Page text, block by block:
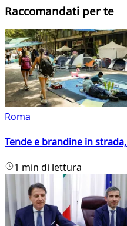
Raccomandati per te
Roma
Tende e brandine in
1 min di lettura